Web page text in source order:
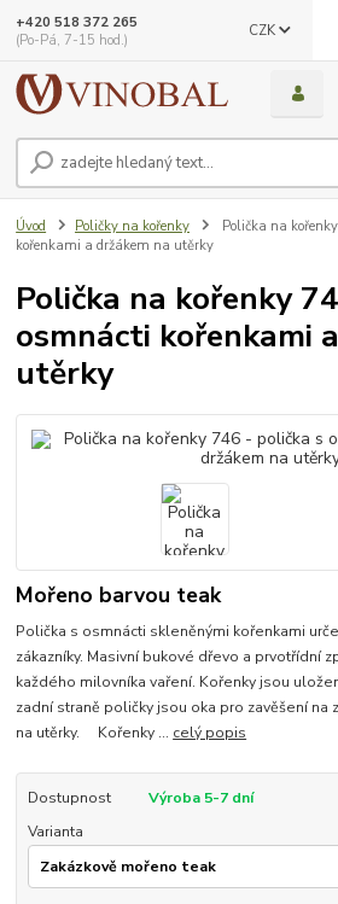
CZK
+420 518 372 265
(Po-Pá, 7-15 hod.)
Úvod Poličky na kořenky
Polička na
kořenkami a držákem na utěrky
Polička na kořenky
osmnácti kořenkami
utěrky
Mořeno barvou teak
Polička s osmnácti skleněnými kořenkami
zákazníky. Masivní bukové dřevo a prvotřídní
každého milovníka vaření. Kořenky jsou
zadní straně poličky jsou oka pro zavěšení na
na utěrky. Kořenky ... celý popis
Dostupnost
Výroba 5-7 dní
Varianta